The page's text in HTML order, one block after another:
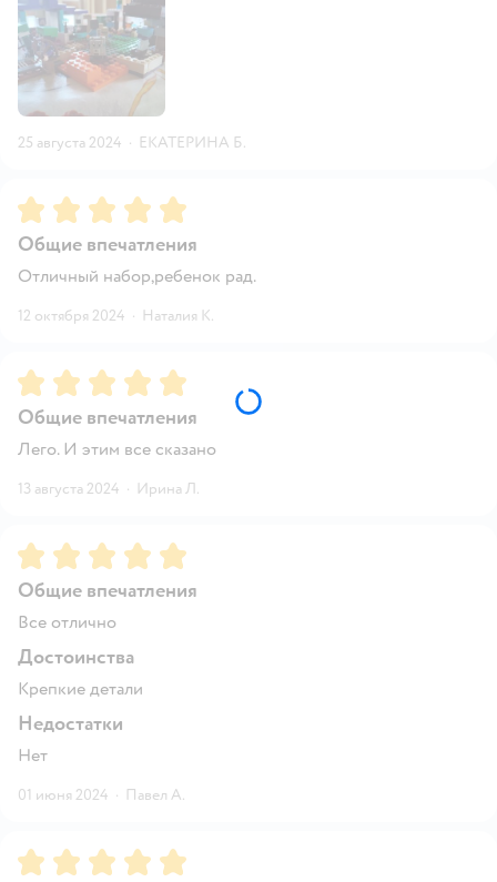
25 августа 2024 · ЕКАТЕРИНА Б.
Рейтинг:5
Общие впечатления
Отличный набор,ребенок рад.
12 октября 2024 · Наталия К.
Рейтинг:5
Общие впечатления
Лего. И этим все сказано
13 августа 2024 · Ирина Л.
Рейтинг:5
Общие впечатления
Все отлично
Достоинства
Крепкие детали
Недостатки
Нет
01 июня 2024 · Павел А.
Рейтинг:5